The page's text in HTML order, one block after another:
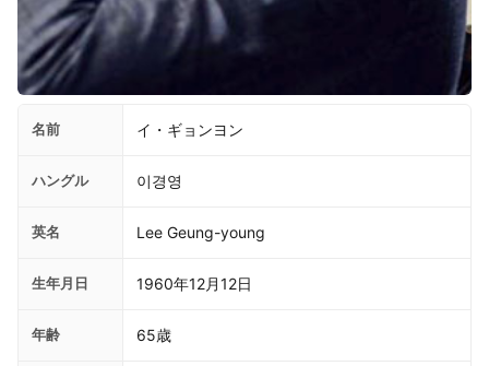
名前 イ・ギョンヨン
ハングル 이경영
英名 Lee Geung-young
生年月日 1960年12月12日
年齢 65歳